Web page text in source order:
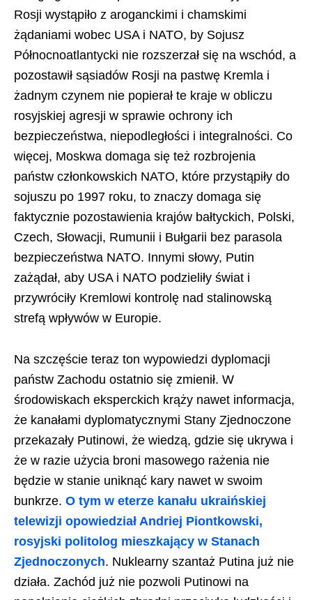
Rosji wystąpiło z aroganckimi i chamskimi
żądaniami wobec USA i NATO, by Sojusz
Północnoatlantycki nie rozszerzał się na wschód, a
pozostawił sąsiadów Rosji na pastwę Kremla i
żadnym czynem nie popierał te kraje w obliczu
rosyjskiej agresji w sprawie ochrony ich
bezpieczeństwa, niepodległości i integralności. Co
więcej, Moskwa domaga się też rozbrojenia
państw członkowskich NATO, które przystąpiły do
sojuszu po 1997 roku, to znaczy domaga się
faktycznie pozostawienia krajów bałtyckich, Polski,
Czech, Słowacji, Rumunii i Bułgarii bez parasola
bezpieczeństwa NATO. Innymi słowy, Putin
zażądał, aby USA i NATO podzieliły świat i
przywróciły Kremlowi kontrolę nad stalinowską
strefą wpływów w Europie.
Na szczęście teraz ton wypowiedzi dyplomacji
państw Zachodu ostatnio się zmienił. W
środowiskach eksperckich krąży nawet informacja,
że kanałami dyplomatycznymi Stany Zjednoczone
przekazały Putinowi, że wiedzą, gdzie się ukrywa i
że w razie użycia broni masowego rażenia nie
będzie w stanie uniknąć kary nawet w swoim
bunkrze. O tym w eterze kanału ukraińskiej
telewizji opowiedział Andriej Piontkowski,
rosyjski politolog mieszkający w Stanach
Zjednoczonych. Nuklearny szantaż Putina już nie
działa. Zachód już nie pozwoli Putinowi na